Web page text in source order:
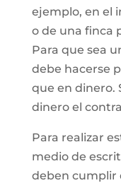
ejemplo, en el
o de una finca
Para que sea
debe hacerse
que en dinero.
dinero el
Para realizar
medio de
deben cumplir